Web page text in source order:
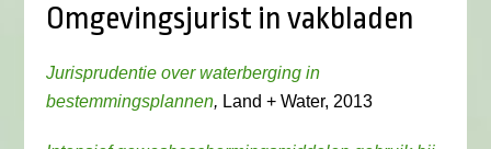
Omgevingsjurist in vakbladen
Jurisprudentie over waterberging in
bestemmingsplannen, Land + Water, 2013